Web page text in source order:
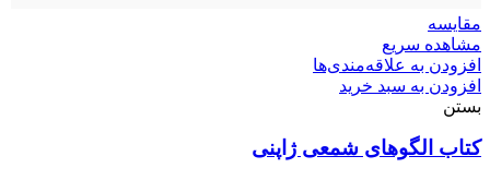
مقایسه
مشاهده سریع
افزودن به علاقه‌مندی‌ها
افزودن به سبد خرید
بستن
کتاب الگوهای شمعی ژاپنی